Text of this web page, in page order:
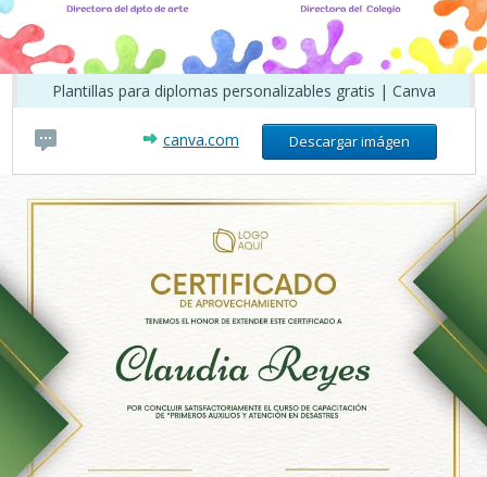
Plantillas para diplomas personalizables gratis | Canva
Descargar imágen
canva.com